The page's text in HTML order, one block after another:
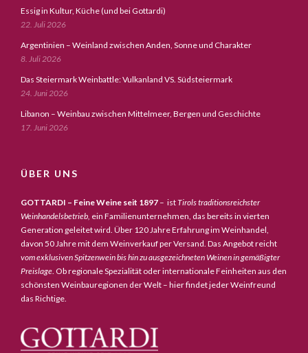
Essig in Kultur, Küche (und bei Gottardi)
22. Juli 2026
Argentinien – Weinland zwischen Anden, Sonne und Charakter
8. Juli 2026
Das Steiermark Weinbattle: Vulkanland VS. Südsteiermark
24. Juni 2026
Libanon – Weinbau zwischen Mittelmeer, Bergen und Geschichte
17. Juni 2026
ÜBER UNS
GOTTARDI – Feine Weine seit 1897 – istTirols traditionsreichster
Weinhandelsbetrieb, ein Familienunternehmen, das bereits in vierten
Generation geleitet wird. Über 120 Jahre Erfahrung im Weinhandel,
davon 50 Jahre mit dem Weinverkauf per Versand. Das Angebot reicht
vom exklusiven Spitzenwein bis hin zu ausgezeichneten Weinen in gemäßigter
Preislage. Ob regionale Spezialität oder internationale Feinheiten aus den
schönsten Weinbauregionen der Welt – hier findet jeder Weinfreund
das Richtige.